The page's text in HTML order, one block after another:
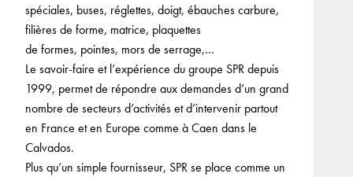
spéciales, buses, réglettes, doigt, ébauches carbure,
filières de forme, matrice, plaquettes
de formes, pointes, mors de serrage,…
Le savoir-faire et l’expérience du groupe SPR depuis
1999, permet de répondre aux demandes d’un grand
nombre de secteurs d’activités et d’intervenir partout
en France et en Europe comme à Caen dans le
Calvados.
Plus qu’un simple fournisseur, SPR se place comme un